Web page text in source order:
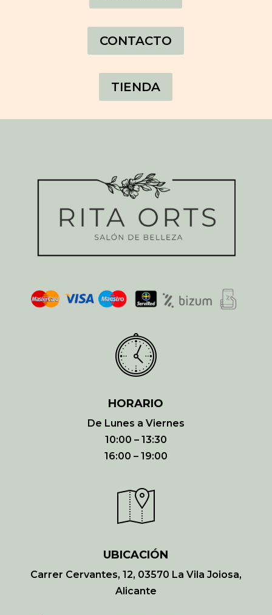
CONTACTO
TIENDA
HORARIO
De Lunes a Viernes
10:00 – 13:30
16:00 – 19:00
UBICACIÓN
Carrer Cervantes, 12, 03570 La Vila Joiosa,
Alicante